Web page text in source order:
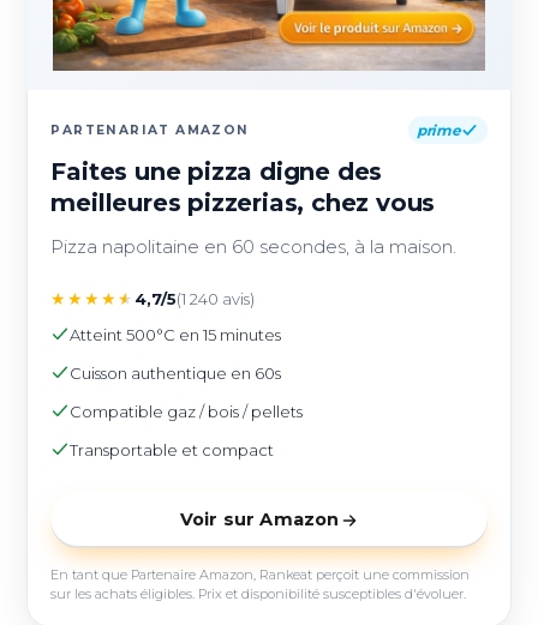
PARTENARIAT AMAZON prime
Faites une pizza digne des
meilleures pizzerias, chez vous
Pizza napolitaine en 60 secondes, à la maison.
★★★★★ 4,7/5(1 240 avis)
Atteint 500°C en 15 minutes
Cuisson authentique en 60s
Compatible gaz / bois / pellets
Transportable et compact
Voir sur Amazon
En tant que Partenaire Amazon, Rankeat perçoit une commission
sur les achats éligibles. Prix et disponibilité susceptibles d'évoluer.